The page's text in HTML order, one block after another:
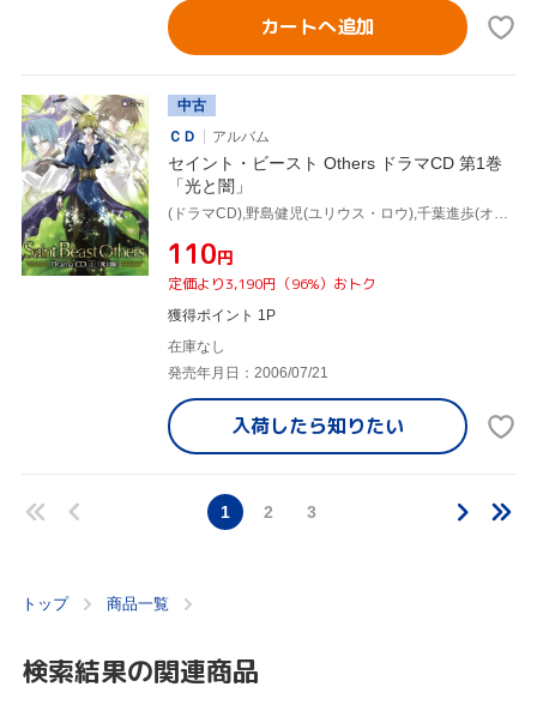
カートへ追加
中古
ＣＤ
アルバム
セイント・ビースト Others ドラマCD 第1巻
「光と闇」
(ドラマCD),野島健児(ユリウス・ロウ),千葉進歩(オーディン・ロウ),小山力也(ピラト),小杉十郎太(ジョエル),鈴木千尋(ミュウ),水島大宙(カナン),斎藤千和(マリエンヌ)
¥110円
定価より3,190円（96%）おトク
獲得ポイント 1P
在庫なし
発売年月日：2006/07/21
入荷したら知りたい
1 2 3
トップ 商品一覧
検索結果の関連商品